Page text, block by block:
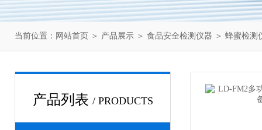
当前位置： 网站首页 ＞ 产品展示 ＞ 食品安全检测仪器 ＞ 蜂蜜检测
产品列表 / PRODUCTS